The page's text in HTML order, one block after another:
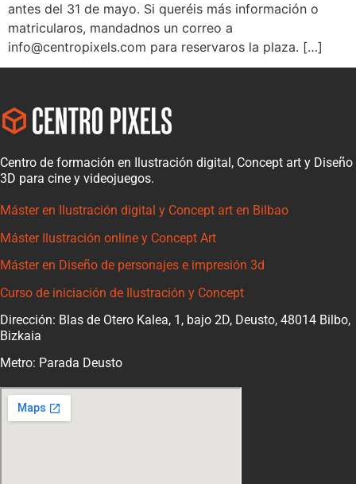
antes del 31 de mayo. Si queréis más información o
matricularos, mandadnos un correo a
info@centropixels.com para reservaros la plaza. […]
Centro de formación en Ilustración digital, Concept art y Diseño
3D para cine y videojuegos.
Máster en Ilustración digital y Concept art en Bilbao
Máster Ilustración online y Concept Art
Máster en Diseño de personajes e impresión 3d
Curso de iniciación de Ilustración y Concept
Dirección: Blas de Otero Kalea, 1, bajo 2D, Deusto, 48014 Bilbo,
Bizkaia
Metro: Parada Deusto